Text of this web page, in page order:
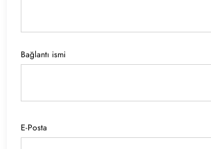
Bağlantı ismi
E-Posta